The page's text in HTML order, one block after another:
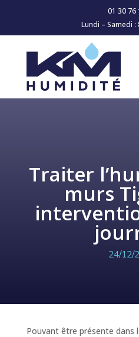
01 30 76
Lundi – Samedi :
Traiter
murs
24/12/
Pouvant être présente dans